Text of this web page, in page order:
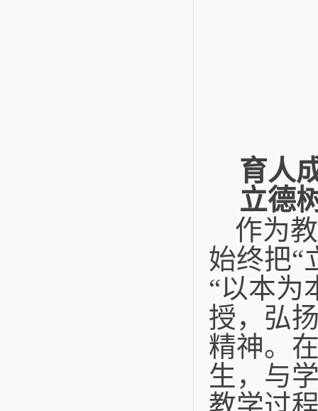
育人
立德
作为
始终把“
“以本为
授，弘
精神。
生，与
教学过